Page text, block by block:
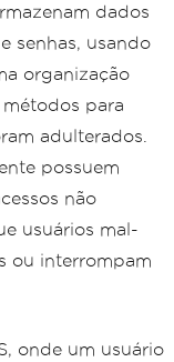
dados
senhas, usando
organização
para
adulterados.
possuem
não
usuários mal-
ou interrompam
onde um usuário